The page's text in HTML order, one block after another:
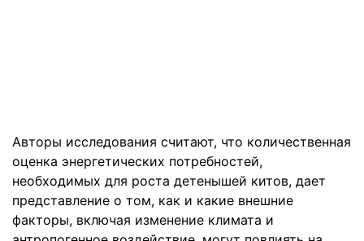
Авторы исследования считают, что количественная
оценка энергетических потребностей,
необходимых для роста детенышей китов, дает
представление о том, как и какие внешние
факторы, включая изменение климата и